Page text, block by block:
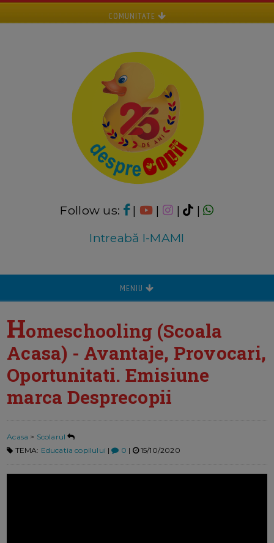
COMUNITATE
Follow us: | | |
|
Intreabă I-MAMI
MENIU
Homeschooling (Scoala
Acasa) - Avantaje, Provocari,
Oportunitati. Emisiune
marca Desprecopii
Acasa > Scolarul
TEMA: Educatia copilului | 0 | 15/10/2020